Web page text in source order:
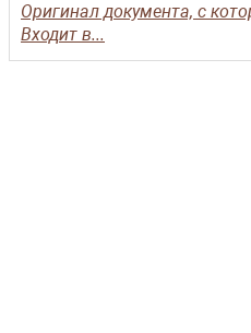
Оригинал документа, с
Входит в...